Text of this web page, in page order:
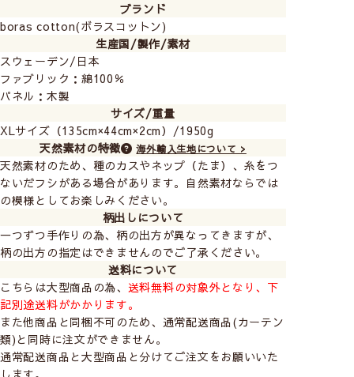
ブランド
boras cotton(ボラスコットン)
生産国/製作/素材
スウェーデン/日本
ファブリック：綿100％
パネル：木製
サイズ/重量
XLサイズ（135cm×44cm×2cm）/1950g
天然素材の特徴
海外輸入生地について >
天然素材のため、種のカスやネップ（たま）、糸をつ
ないだフシがある場合があります。自然素材ならでは
の模様としてお楽しみください。
柄出しについて
一つずつ手作りの為、柄の出方が異なってきますが、
柄の出方の指定はできませんのでご了承ください。
送料について
こちらは大型商品の為、 送料無料の対象外となり、下
記別途送料がかかります。
また他商品と同梱不可のため、通常配送商品(カーテン
類)と同時に注文ができません。
通常配送商品と大型商品と分けてご注文をお願いいた
します。